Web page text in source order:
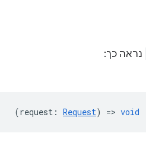
נראה כך:
(request : Request) => void